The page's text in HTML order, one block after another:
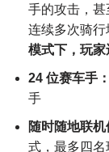
手的攻击，
连续多次骑行
模式下，玩
24 位赛车手：
手
随时随地联机
式，最多四